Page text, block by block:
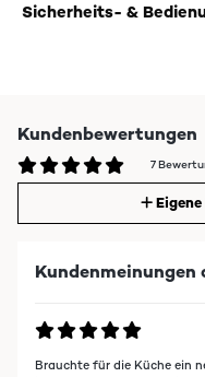
Sicherheits- &
Kundenbewertungen
7
Kundenmeinungen
Brauchte für die Küche ein